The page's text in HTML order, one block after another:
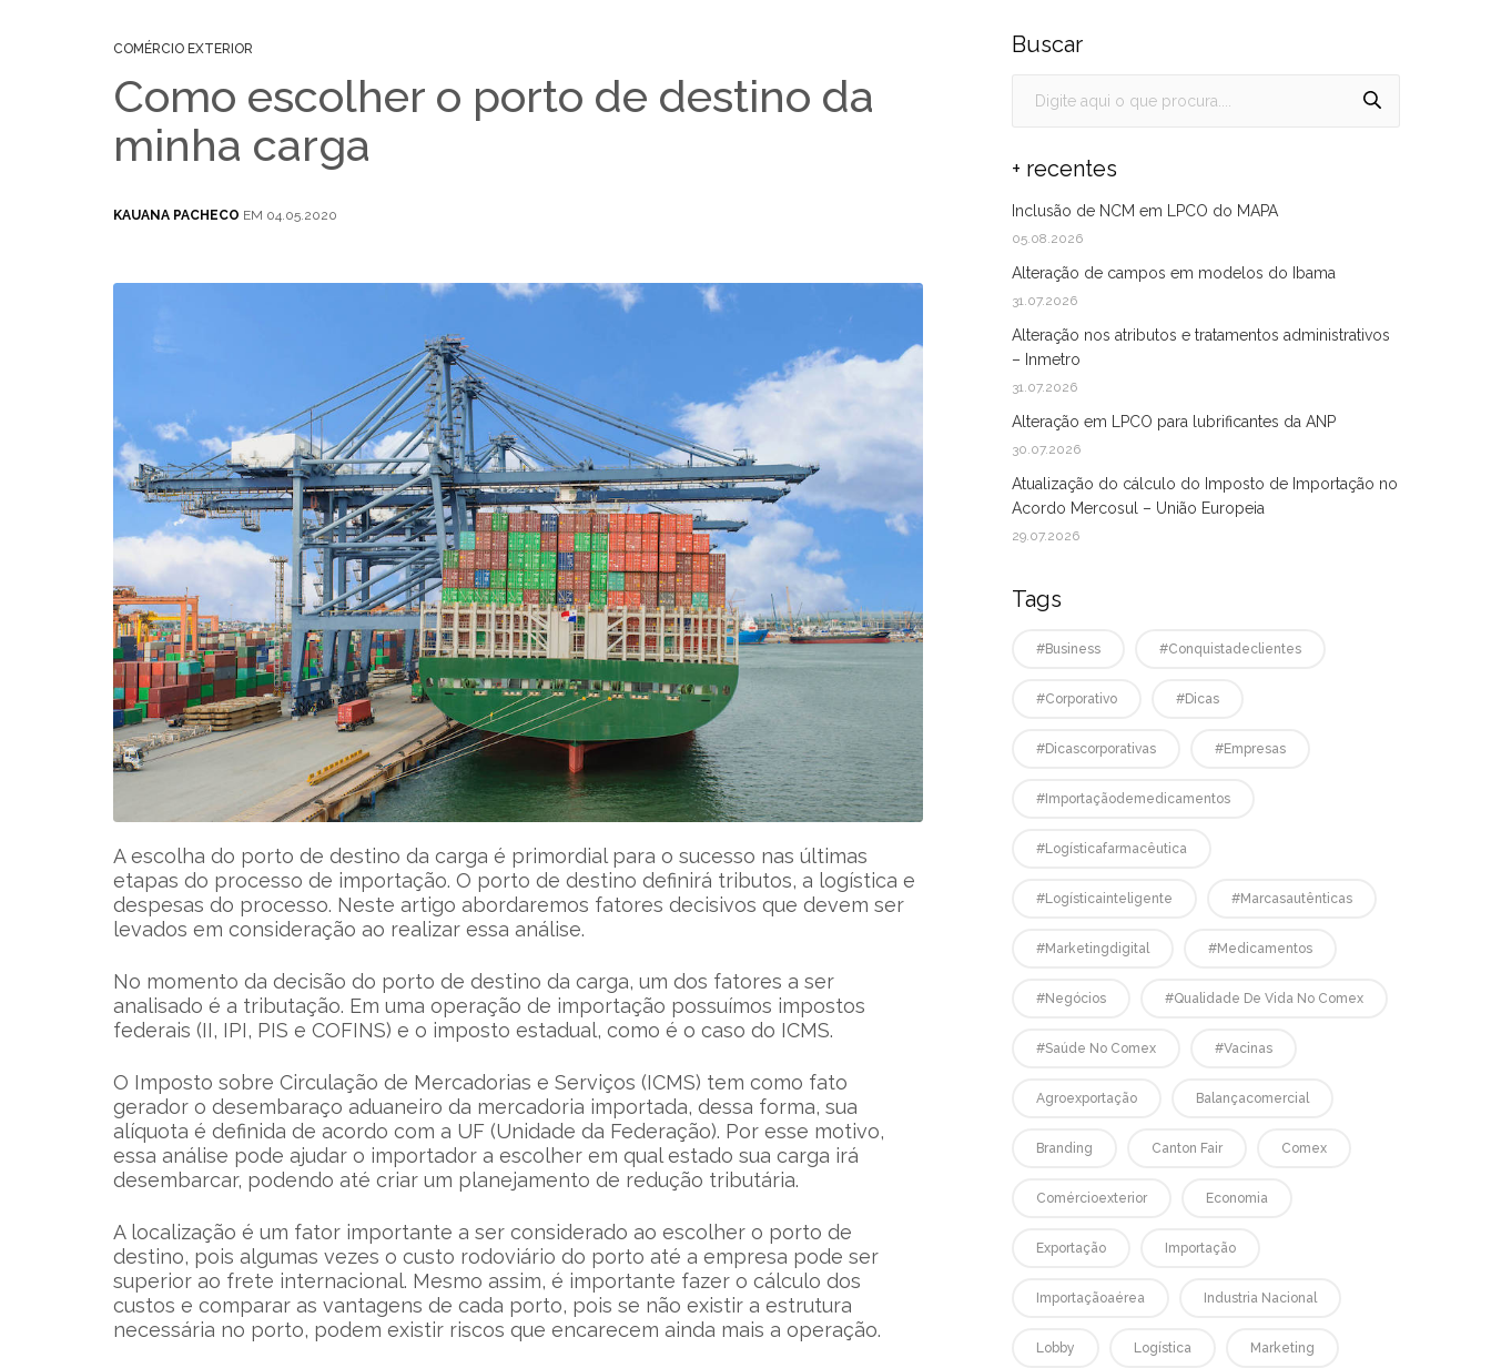
COMÉRCIO EXTERIOR
Como escolher o porto de destino da
minha carga
KAUANA PACHECO EM 04.05.2020
A escolha do porto de destino da carga é primordial para o sucesso nas últimas
etapas do processo de importação. O porto de destino definirá tributos, a logística e
despesas do processo. Neste artigo abordaremos fatores decisivos que devem ser
levados em consideração ao realizar essa análise.
No momento da decisão do porto de destino da carga, um dos fatores a ser
analisado é a tributação. Em uma operação de importação possuímos impostos
federais (II, IPI, PIS e COFINS) e o imposto estadual, como é o caso do ICMS.
O Imposto sobre Circulação de Mercadorias e Serviços (ICMS) tem como fato
gerador o desembaraço aduaneiro da mercadoria importada, dessa forma, sua
alíquota é definida de acordo com a UF (Unidade da Federação). Por esse motivo,
essa análise pode ajudar o importador a escolher em qual estado sua carga irá
desembarcar, podendo até criar um planejamento de redução tributária.
A localização é um fator importante a ser considerado ao escolher o porto de
destino, pois algumas vezes o custo rodoviário do porto até a empresa pode ser
superior ao frete internacional. Mesmo assim, é importante fazer o cálculo dos
custos e comparar as vantagens de cada porto, pois se não existir a estrutura
necessária no porto, podem existir riscos que encarecem ainda mais a operação.
Buscar
+ recentes
Inclusão de NCM em LPCO do MAPA
05.08.2026
Alteração de campos em modelos do Ibama
31.07.2026
Alteração nos atributos e tratamentos administrativos
– Inmetro
31.07.2026
Alteração em LPCO para lubrificantes da ANP
30.07.2026
Atualização do cálculo do Imposto de Importação no
Acordo Mercosul – União Europeia
29.07.2026
Tags
#business #conquistadeclientes
#corporativo #dicas
#dicascorporativas #empresas
#Importaçãodemedicamentos
#logísticafarmacêutica
#logísticainteligente #marcasautênticas
#marketingdigital #medicamentos
#negócios #qualidade De Vida No Comex
#saúde No Comex #vacinas
Agroexportação Balançacomercial
Branding Canton Fair Comex
Comércioexterior Economia
Exportação Importação
Importaçãoaérea Industria Nacional
Lobby Logística Marketing